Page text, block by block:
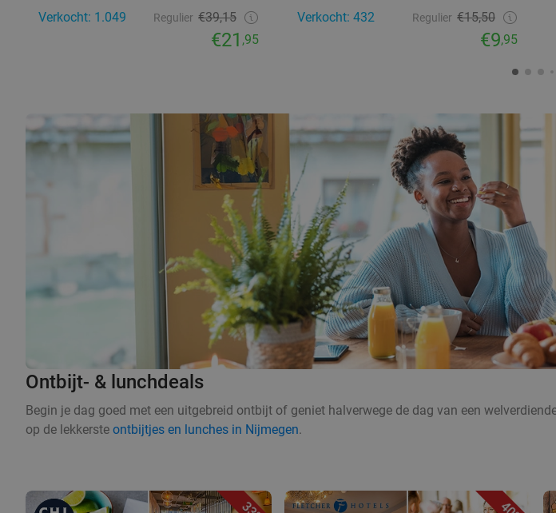
Verkocht: 1.049
Regulier €39,15
€21 ,95
Verkocht: 432
Regulier €15,50
€9,95
Ontbijt- & lunchdeals
Begin je dag goed met een uitgebreid ontbijt of geniet halverwege de dag van een
op de lekkerste ontbijtjes en lunches in Nijmegen.